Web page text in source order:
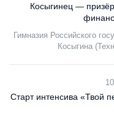
Косыгинец —
Гимназия Российского
Косыгина
Старт интенсива «Твой